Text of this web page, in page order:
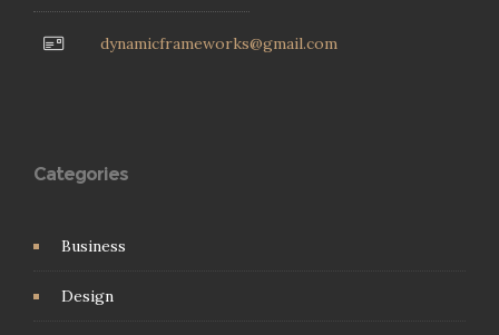
dynamicframeworks@gmail.com
Categories
Business
Design